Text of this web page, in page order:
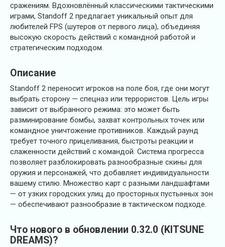
сражениям. Вдохновлённый классическими тактическими
играми, Standoff 2 предлагает уникальный опыт для
любителей FPS (шутеров от первого лица), объединяя
высокую скорость действий с командной работой и
стратегическим подходом.
Описание
Standoff 2 переносит игроков на поле боя, где они могут
выбрать сторону — спецназ или террористов. Цель игры
зависит от выбранного режима: это может быть
разминирование бомбы, захват контрольных точек или
командное уничтожение противников. Каждый раунд
требует точного прицеливания, быстроты реакции и
слаженности действий с командой. Система прогресса
позволяет разблокировать разнообразные скины для
оружия и персонажей, что добавляет индивидуальности
вашему стилю. Множество карт с разными ландшафтами
— от узких городских улиц до просторных пустынных зон
— обеспечивают разнообразие в тактическом подходе.
Что нового в обновлении 0.32.0 (KITSUNE
DREAMS)?